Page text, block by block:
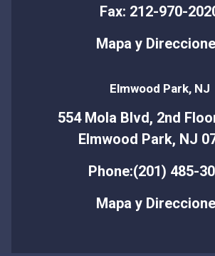
Fax: 212-970-
Mapa y
Elmwood Park, NJ
554 Mola Blvd, 2nd
Elmwood Park, NJ
Phone:(201) 485-
Mapa y